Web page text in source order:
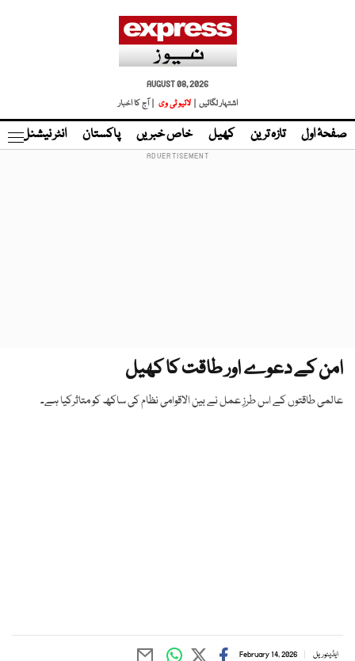
AUGUST 08, 2026
اشتہار لگائیں |
لائیو ٹی وی | آج کا اخبار
صفحۂ اول تازہ ترین کھیل خاص خبریں پاکستان انٹر نیشنل
امن کے دعوے اور طاقت کا کھیل
عالمی طاقتوں کے اس طرزِ عمل نے بین الاقوامی نظام کی ساکھ کو متاثرکیا ہے۔
ایڈیٹوریل February 14, 2026